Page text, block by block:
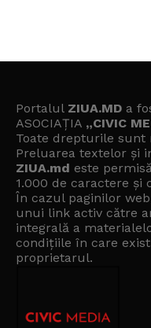
Portalul ZIUA.MD a
ASOCIAȚIA „CIVIC
Toate drepturile sunt
Preluarea textelor și
ZIUA.md este
1.000 de caractere și
În cazul paginilor
unui link activ către
integrală a
condițiile în care
proprietarul.